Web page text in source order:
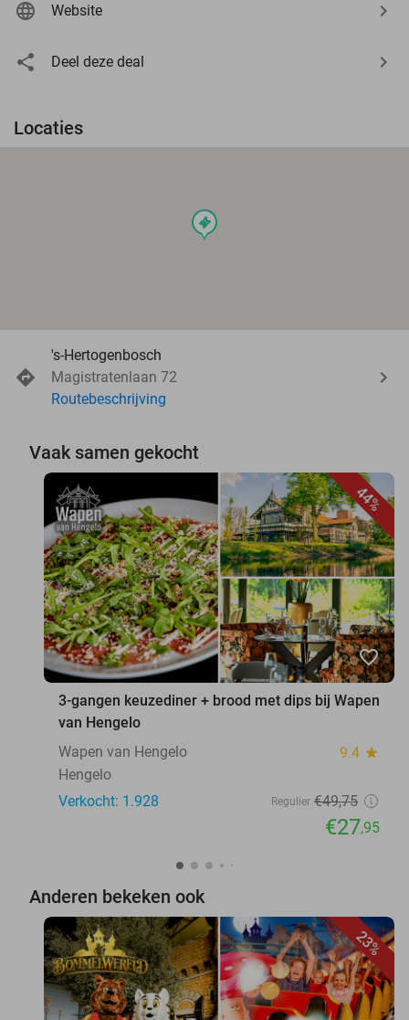
Website
Deel deze deal
Locaties
events
's-Hertogenbosch
Magistratenlaan 72
Routebeschrijving
Vaak samen gekocht
44%
favorite_border
3-gangen keuzediner + brood met dips bij Wapen
van Hengelo
Wapen van Hengelo
9.4 star
Hengelo
Verkocht: 1.928
Regulier €49,75
€27,95
Anderen bekeken ook
23%